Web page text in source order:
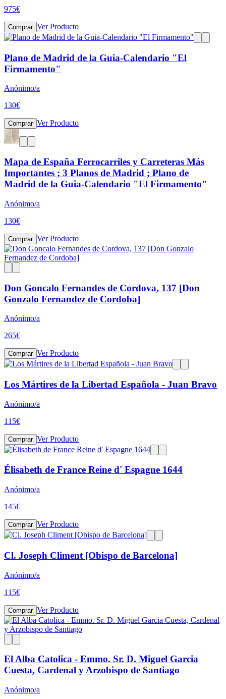
975€
Comprar Ver Producto
Plano de Madrid de la Guia-Calendario "El
Firmamento"
Anónimo/a
130€
Comprar Ver Producto
Mapa de España Ferrocarriles y Carreteras Más
Importantes ; 3 Planos de Madrid ; Plano de
Madrid de la Guia-Calendario "El Firmamento"
Anónimo/a
130€
Comprar Ver Producto
Don Goncalo Fernandes de Cordova, 137 [Don
Gonzalo Fernandez de Cordoba]
Anónimo/a
265€
Comprar Ver Producto
Los Mártires de la Libertad Española - Juan Bravo
Anónimo/a
115€
Comprar Ver Producto
Élisabeth de France Reine d' Espagne 1644
Anónimo/a
145€
Comprar Ver Producto
Cl. Joseph Climent [Obispo de Barcelona]
Anónimo/a
115€
Comprar Ver Producto
El Alba Catolica - Emmo. Sr. D. Miguel Garcia
Cuesta, Cardenal y Arzobispo de Santiago
Anónimo/a